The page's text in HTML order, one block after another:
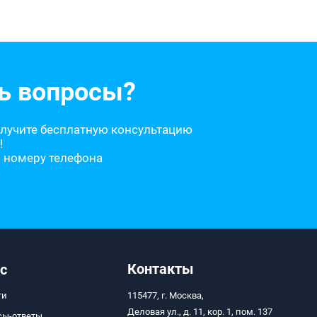
вопросы?
бесплатную консультацию
телефона
Контакты
115477, г. Москва,
Деловая ул., д. 11, кор. 1, пом. 137